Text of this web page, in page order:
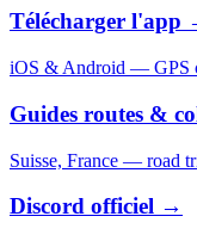
Télécharger l'app
iOS & Android — GPS
Guides routes &
Suisse, France — road
Discord officiel →